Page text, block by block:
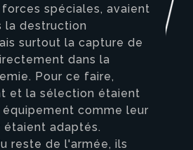
spéciales, avaient
la destruction
surtout la capture de
dans la
Pour ce faire,
et la sélection étaient
comme leur
étaient adaptés.
reste de l'armée, ils